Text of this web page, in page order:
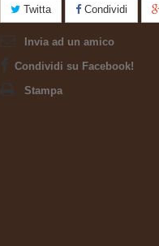
Twitta Condividi
Invia ad un amico
Condividi su Facebook!
Stampa